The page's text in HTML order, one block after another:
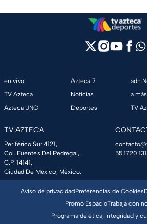
en vivo
TV Azteca
Azteca UNO
Azteca 7
Noticias
Deportes
adn
a
TV
TV AZTECA
Periférico Sur 4121,
Col. Fuentes Del Pedregal,
C.P. 14141,
Ciudad De México, México.
55 1720
Aviso de privacidadPreferencias de Cookies
Promo EspacioTrabaja con
Programa de ética, integridad y